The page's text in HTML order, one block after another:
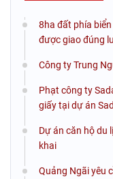
8ha đất phía
được giao đúng
Công ty Trung
Phạt công ty
giấy tại dự án
Dự án căn hộ du
khai
Quảng Ngãi yêu